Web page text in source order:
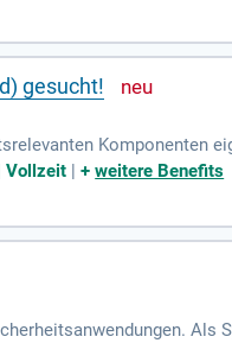
gesucht!
Komponenten
du höchste
Vollzeit |+weitere Benefits
Als